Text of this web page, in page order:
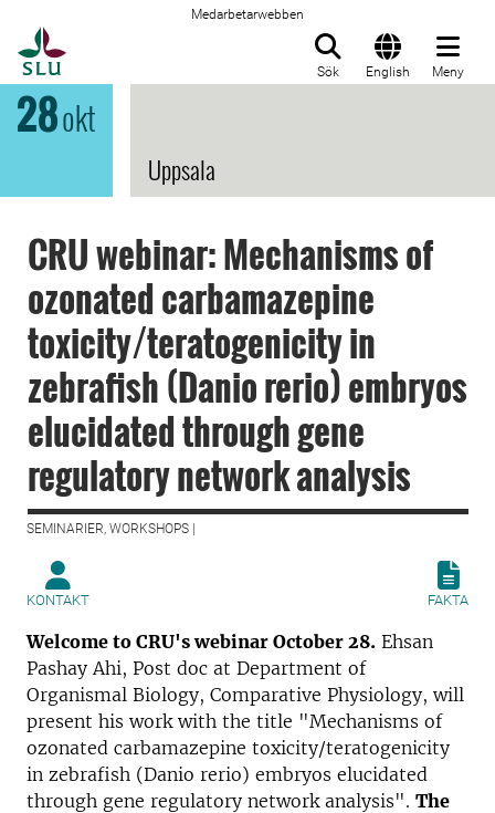
Medarbetarwebben
Sök English Meny
28okt
Uppsala
CRU webinar: Mechanisms of
ozonated carbamazepine
toxicity/teratogenicity in
zebrafish (Danio rerio) embryos
elucidated through gene
regulatory network analysis
SEMINARIER, WORKSHOPS |
KONTAKT FAKTA
Welcome to CRU's webinar October 28. Ehsan
Pashay Ahi, Post doc at Department of
Organismal Biology, Comparative Physiology, will
present his work with the title "Mechanisms of
ozonated carbamazepine toxicity/teratogenicity
in zebrafish (Danio rerio) embryos elucidated
through gene regulatory network analysis". The